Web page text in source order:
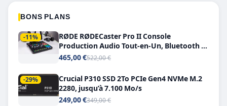
BONS PLANS
-11%
RØDE RØDECaster Pro II Console
Production Audio Tout-en-Un, Bluetooth et
Double USB-C
465,00 €522,00 €
-29%
Crucial P310 SSD 2To PCIe Gen4 NVMe M.2
2280, jusqu’à 7.100 Mo/s
249,00 €349,00 €